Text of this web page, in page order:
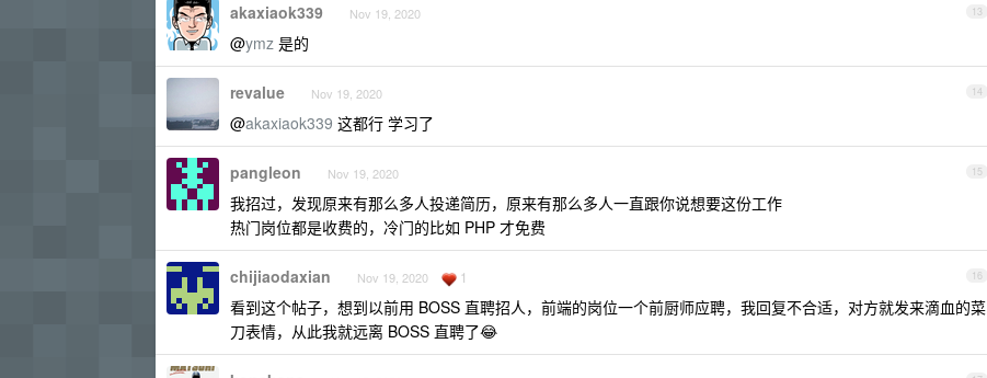
13
akaxiaok339 Nov 19, 2020
@ymz 是的
14
revalue Nov 19, 2020
@akaxiaok339 这都行 学习了
15
pangleon Nov 19, 2020
我招过，发现原来有那么多人投递简历，原来有那么多人一直跟你说想要这份工作
热门岗位都是收费的，冷门的比如 PHP 才免费
16
chijiaodaxian Nov 19, 2020 1
看到这个帖子，想到以前用 BOSS 直聘招人，前端的岗位一个前厨师应聘，我回复不合适，对方就发来滴血的菜
刀表情，从此我就远离 BOSS 直聘了😂